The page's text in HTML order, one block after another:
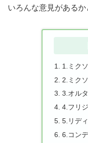
いろんな意見があるか
1.ミク
2.ミク
3.オル
4.フリ
5.リデ
6.コン